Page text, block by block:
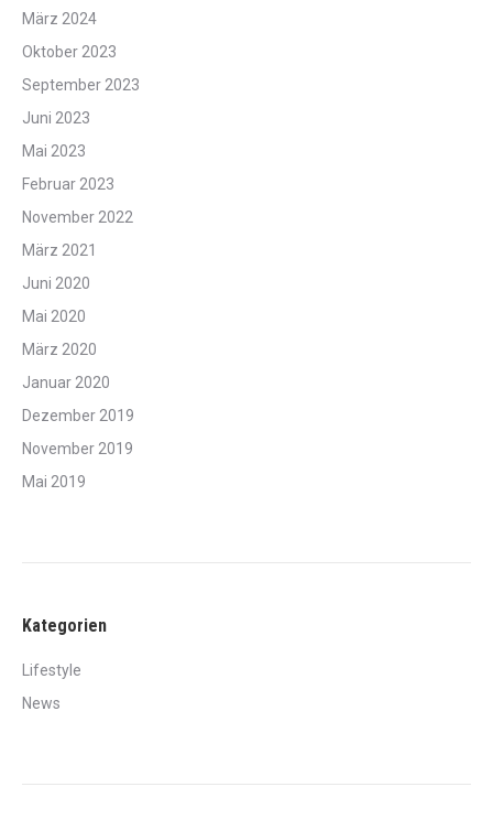
März 2024
Oktober 2023
September 2023
Juni 2023
Mai 2023
Februar 2023
November 2022
März 2021
Juni 2020
Mai 2020
März 2020
Januar 2020
Dezember 2019
November 2019
Mai 2019
Kategorien
Lifestyle
News